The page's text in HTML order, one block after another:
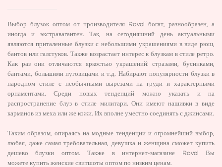
Выбор блузок оптом от производителя Ravol богат, разнообразен, а
иногда и экстравагантен. Так, на сегодняшний день актуальными
являются приталенные блузки с небольшими украшениями в виде рюш,
бантов или галстуков. Также возрастает интерес к блузкам в стиле ретро.
Как раз они отличаются яркостью украшений: стразами, бусинками,
бантами, большими пуговицами и т.д. Набирают популярности блузки в
народном стиле с необычными вырезами на груди и характерными
орнаментами. Среди новых тенденций можно указать и на
распространение блуз в стиле милитари. Они имеют нашивки в виде
карманов из меха или же кожи. Их вполне уместно соединять с джинсами.
Таким образом, опираясь на модные тенденции и огромнейший выбор,
любая, даже самая требовательная, девушка и женщина сможет купить
дешево блузки оптом. Также в интернет-магазине Ravol Вы
можете купить женские свитшоты оптом по низким ценам.